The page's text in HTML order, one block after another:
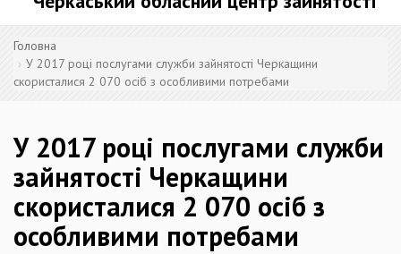
Головна
У 2017 році послугами служби зайнятості Черкащини
скористалися 2 070 осіб з особливими потребами
У 2017 році послугами служби
зайнятості Черкащини
скористалися 2 070 осіб з
особливими потребами